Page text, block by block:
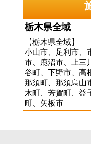
栃木県全域
【栃木県全域】
小山市、足利市、
市、鹿沼市、上三
谷町、下野市、高
那須町、那須烏山
木町、芳賀町、益
町、矢板市